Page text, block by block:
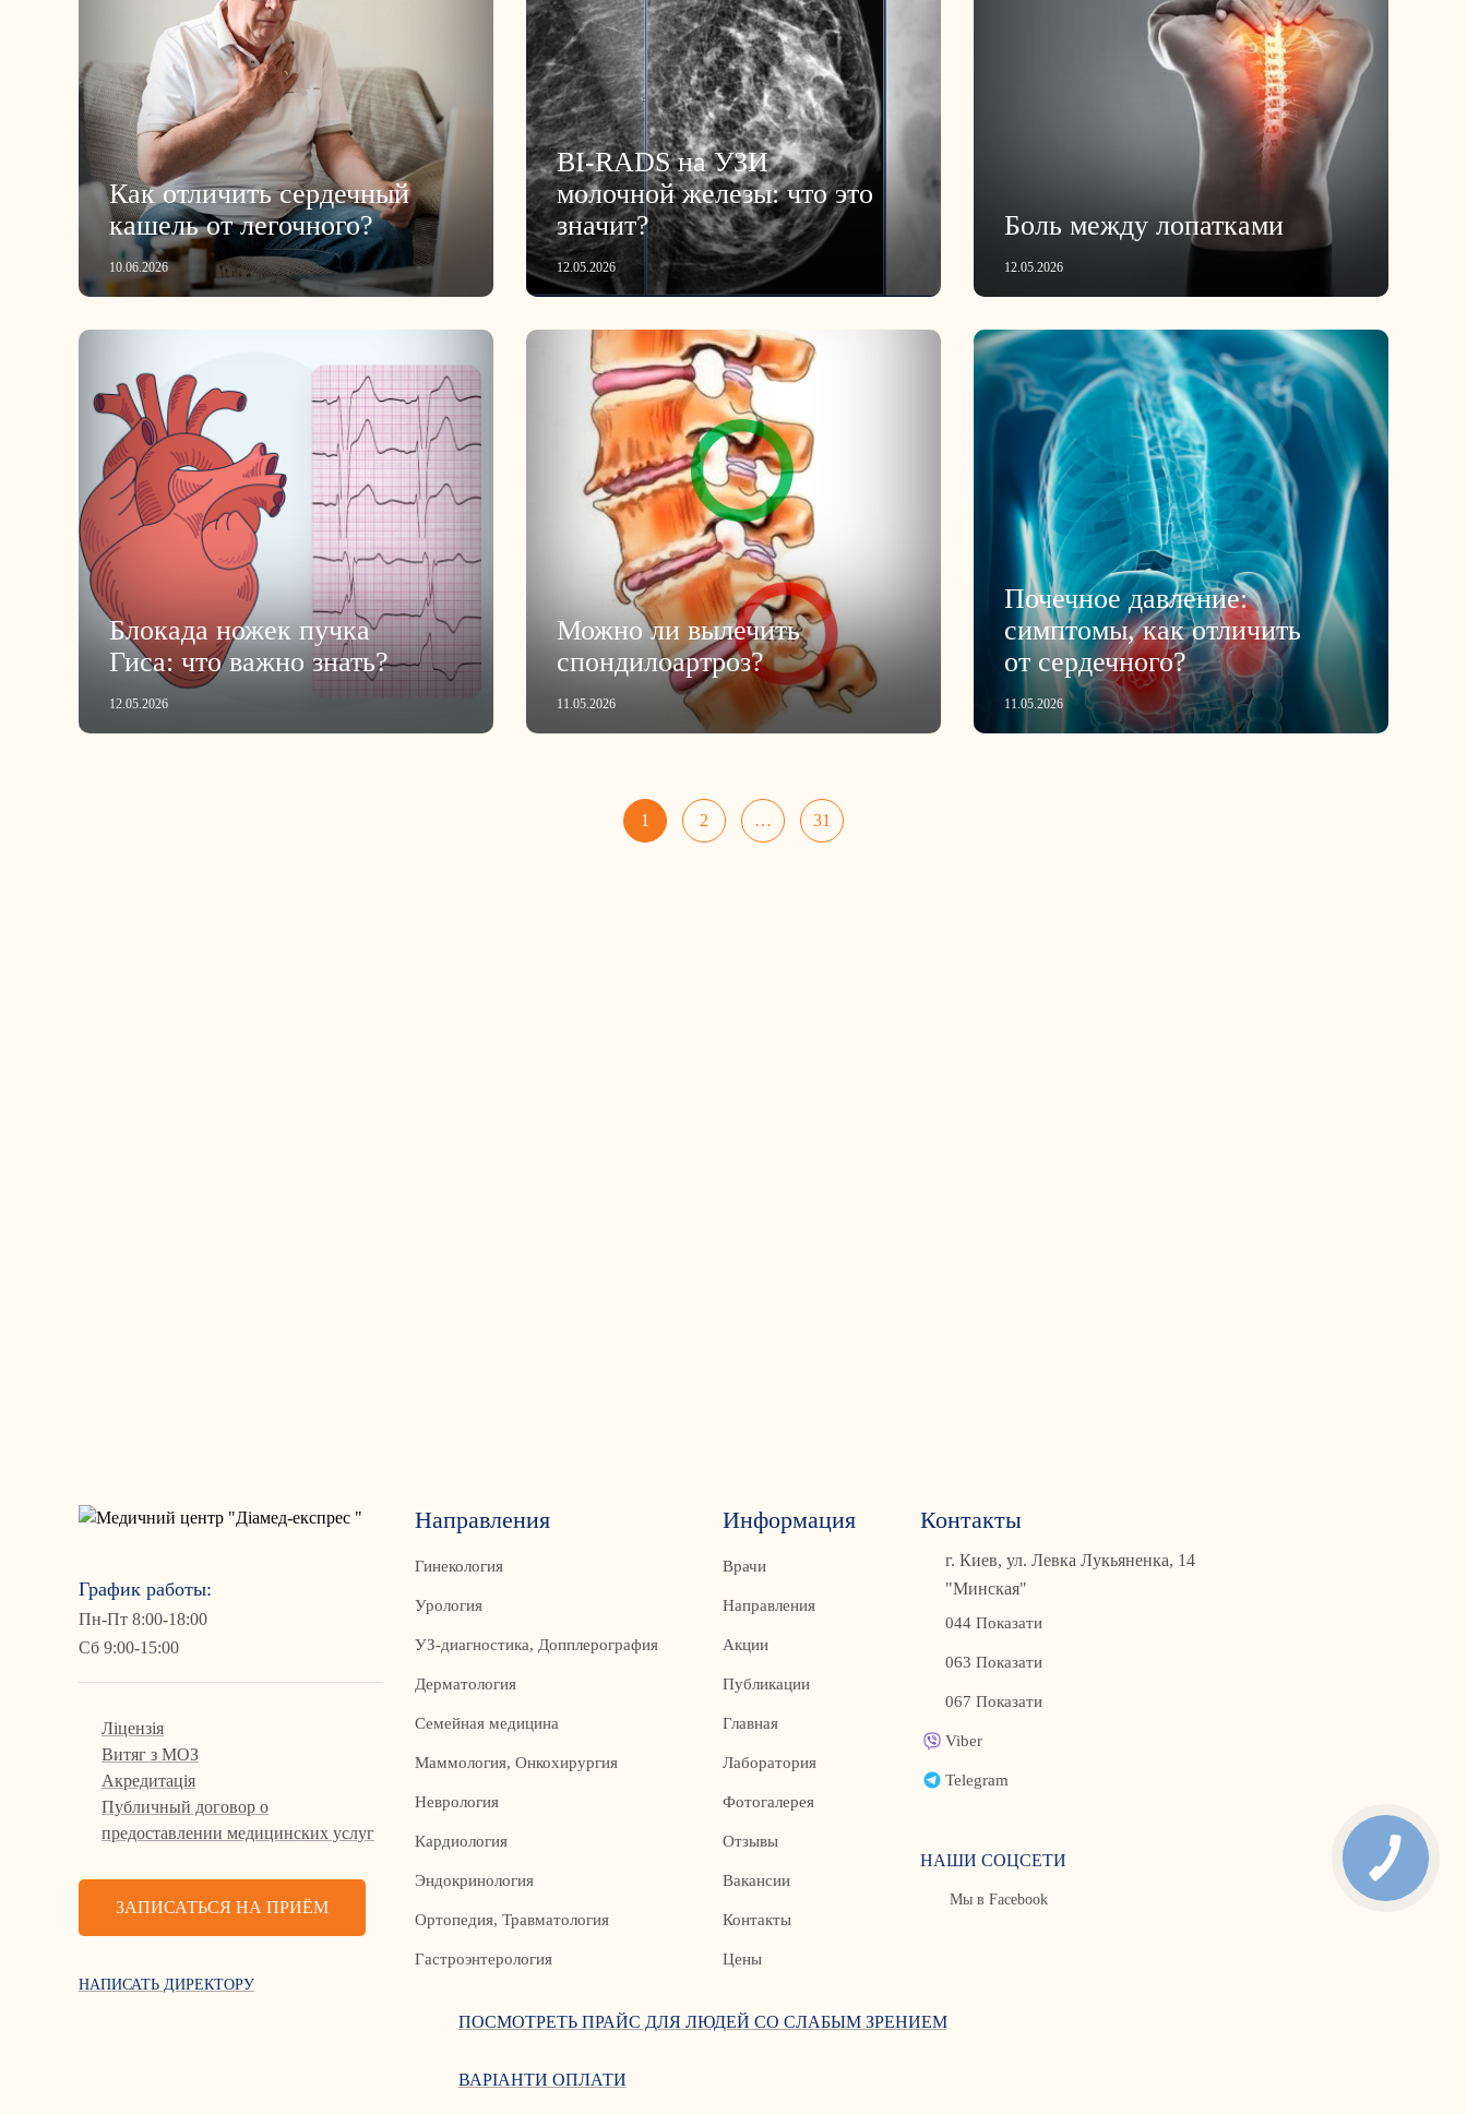
Как отличить сердечный
кашель от легочного?
10.06.2026
BI-RADS на УЗИ
молочной железы: что это
значит?
12.05.2026
Боль между лопатками
12.05.2026
Блокада ножек пучка
Гиса: что важно знать?
12.05.2026
Можно ли вылечить
спондилоартроз?
11.05.2026
Почечное давление:
симптомы, как отличить
от сердечного?
11.05.2026
1 2 … 31
График работы:
Пн-Пт 8:00-18:00
Сб 9:00-15:00
Ліцензія
Витяг з МОЗ
Акредитація
Публичный договор о
предоставлении медицинских услуг
ЗАПИСАТЬСЯ НА ПРИЁМ
НАПИСАТЬ ДИРЕКТОРУ
Направления
Гинекология
Урология
УЗ-диагностика, Допплерография
Дерматология
Семейная медицина
Маммология, Онкохирургия
Неврология
Кардиология
Эндокринология
Ортопедия, Травматология
Гастроэнтерология
Информация
Врачи
Направления
Акции
Публикации
Главная
Лаборатория
Фотогалерея
Отзывы
Вакансии
Контакты
Цены
Контакты
г. Киев, ул. Левка Лукьяненка, 14
"Минская"
044 Показати
063 Показати
067 Показати
Viber
Telegram
НАШИ СОЦСЕТИ
Мы в Facebook
ПОСМОТРЕТЬ ПРАЙС ДЛЯ ЛЮДЕЙ СО СЛАБЫМ ЗРЕНИЕМ
ВАРІАНТИ ОПЛАТИ